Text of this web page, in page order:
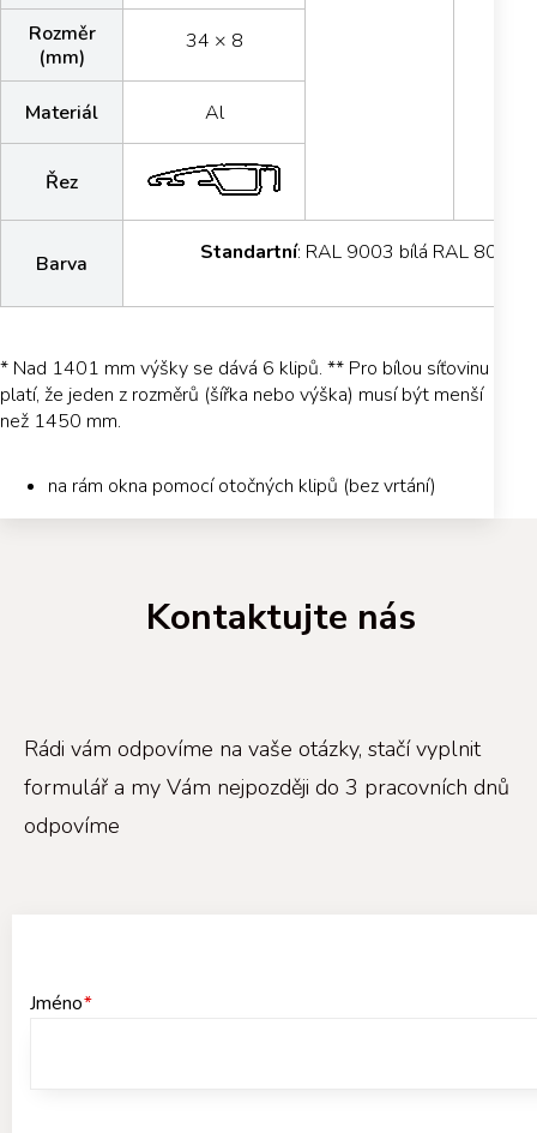
Rozměr
(mm)
34 × 8
Materiál Al
Řez
Barva Standartní: RAL 9003 bílá RAL 8019
* Nad 1401 mm výšky se dává 6 klipů. ** Pro bílou síťovinu
platí, že jeden z rozměrů (šířka nebo výška) musí být menší
než 1450 mm.
na rám okna pomocí otočných klipů (bez vrtání)
Kontaktujte nás
Rádi vám odpovíme na vaše otázky, stačí vyplnit
formulář a my Vám nejpozději do 3 pracovních dnů
odpovíme
Jméno*